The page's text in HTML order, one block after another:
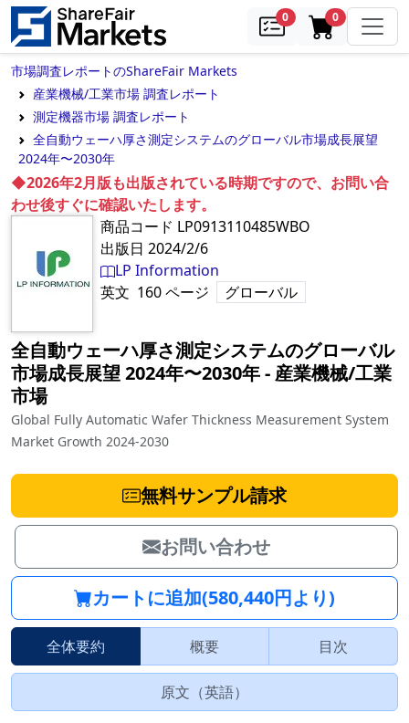
0samples0in cart
市場調査レポートのShareFair Markets
産業機械/工業市場 調査レポート
測定機器市場 調査レポート
全自動ウェーハ厚さ測定システムのグローバル市場成長展望
2024年〜2030年
◆2026年2月版も出版されている時期ですので、お問い合
わせ後すぐに確認いたします。
商品コード LP0913110485WBO
出版日 2024/2/6
LP Information
英文 160ページ グローバル
全自動ウェーハ厚さ測定システムのグローバル
市場成長展望 2024年〜2030年‐ 産業機械/工業
市場
Global Fully Automatic Wafer Thickness Measurement System
Market Growth 2024-2030
無料サンプル請求
お問い合わせ
カートに追加(580,440円より)
全体要約 概要 目次
原文（英語）